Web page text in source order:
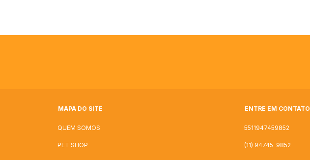
MAPA DO SITE
QUEM SOMOS
PET SHOP
ENTRE EM CONTATO
5511947459852
(11) 94745-9852